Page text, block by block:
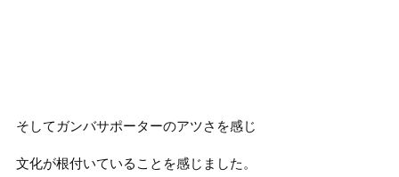
そしてガンバサポーターのアツさを感じ
文化が根付いていることを感じました。